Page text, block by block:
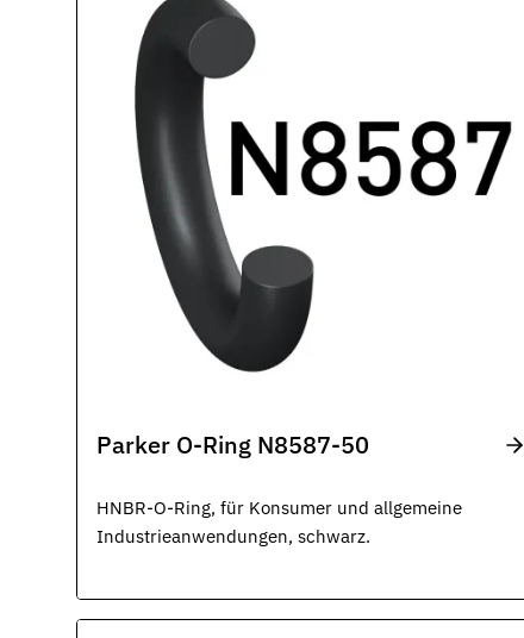
Parker O-Ring N8587-50
HNBR-O-Ring, für Konsumer und allgemeine
Industrieanwendungen, schwarz.